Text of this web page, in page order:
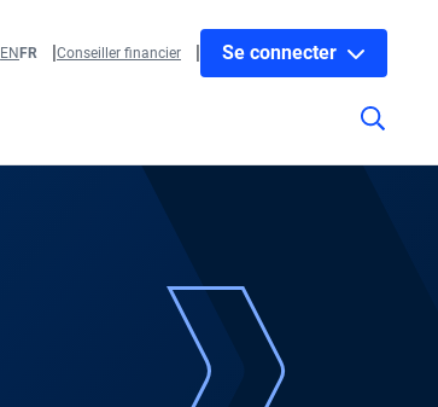
ENFR Conseiller financier Se connecter